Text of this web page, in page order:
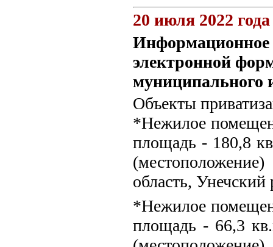
20 июля 2022 года
Информационное
электронной
муниципального
Объекты
*Нежилое
площадь - 180,8
область,
*Нежилое
площадь - 66,3